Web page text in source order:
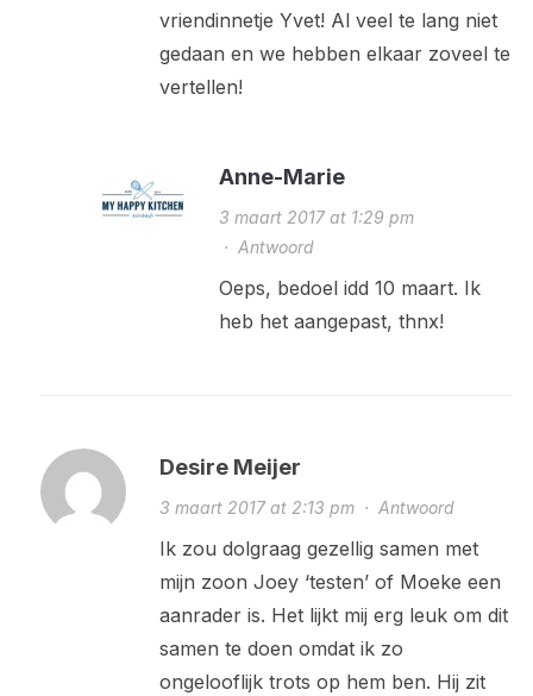
vriendinnetje Yvet! Al veel te lang niet
gedaan en we hebben elkaar zoveel te
vertellen!
Anne-Marie
3 maart 2017 at 1:29 pm
· Antwoord
Oeps, bedoel idd 10 maart. Ik
heb het aangepast, thnx!
Desire Meijer
3 maart 2017 at 2:13 pm· Antwoord
Ik zou dolgraag gezellig samen met
mijn zoon Joey ‘testen’ of Moeke een
aanrader is. Het lijkt mij erg leuk om dit
samen te doen omdat ik zo
ongelooflijk trots op hem ben. Hij zit